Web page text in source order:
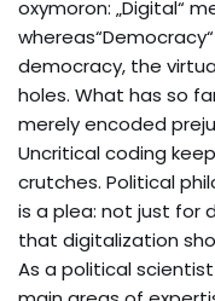
oxymoron: „Digital“
democracy, the
holes. What has so
merely encoded
Uncritical coding
crutches. Political
is a plea: not just for
that digitalization
As a political scientist